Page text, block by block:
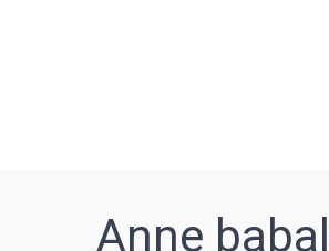
Anne